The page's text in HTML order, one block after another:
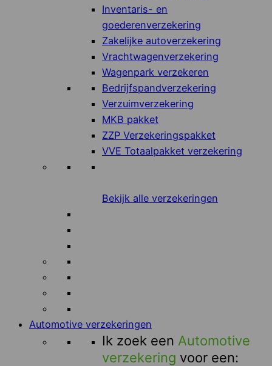
Inventaris- en
goederenverzekering
Zakelijke autoverzekering
Vrachtwagenverzekering
Wagenpark verzekeren
Bedrijfspandverzekering
Verzuimverzekering
MKB pakket
ZZP Verzekeringspakket
VVE Totaalpakket verzekering
Bekijk alle verzekeringen
Automotive verzekeringen
Ik zoek een Automotive
verzekering voor een: